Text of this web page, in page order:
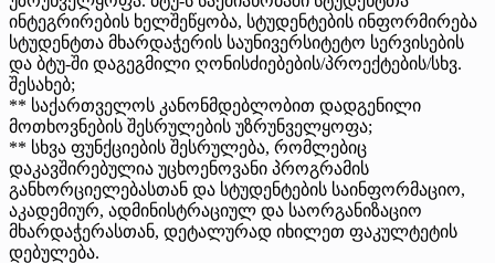
ინტეგრირების ხელშეწყობა, სტუდენტების ინფორმირება
სტუდენტთა მხარდაჭერის საუნივერსიტეტო სერვისების
და ბტუ-ში დაგეგმილი ღონისძიებების/პროექტების/სხვ.
შესახებ;
** საქართველოს კანონმდებლობით დადგენილი
მოთხოვნების შესრულების უზრუნველყოფა;
** სხვა ფუნქციების შესრულება, რომლებიც
დაკავშირებულია უცხოენოვანი პროგრამის
განხორციელებასთან და სტუდენტების საინფორმაციო,
აკადემიურ, ადმინისტრაციულ და საორგანიზაციო
მხარდაჭერასთან, დეტალურად იხილეთ ფაკულტეტის
დებულება.